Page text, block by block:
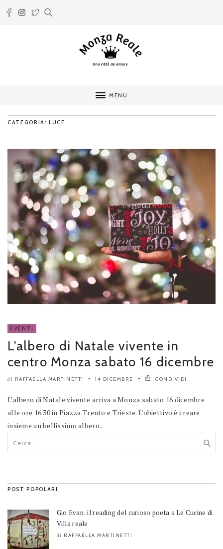
MENU
CATEGORIA: LUCE
EVENTI
L’albero di Natale vivente in
centro Monza sabato 16 dicembre
di RAFFAELLA MARTINETTI 14 DICEMBRE CONDIVIDI
L’albero di Natale vivente arriva a Monza sabato 16 dicembre
alle ore 16.30 in Piazza Trento e Trieste. L’obiettivo è creare
insieme un bellissimo albero..
POST POPOLARI
Gio Evan: il reading del curioso poeta a Le Cucine di
Villa reale
di RAFFAELLA MARTINETTI